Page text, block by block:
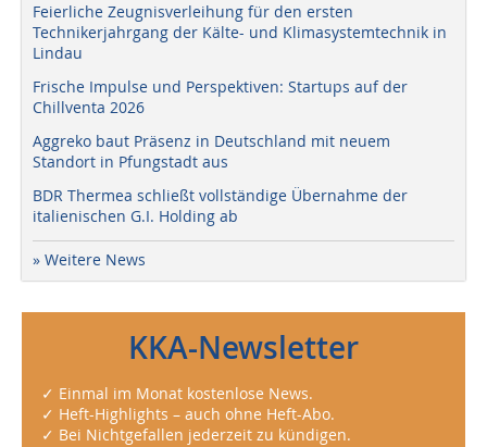
Feierliche Zeugnisverleihung für den ersten
Technikerjahrgang der Kälte- und Klimasystemtechnik in
Lindau
Frische Impulse und Perspektiven: Startups auf der
Chillventa 2026
Aggreko baut Präsenz in Deutschland mit neuem
Standort in Pfungstadt aus
BDR Thermea schließt vollständige Übernahme der
italienischen G.I. Holding ab
» Weitere News
KKA-Newsletter
✓ Einmal im Monat kostenlose News.
✓ Heft-Highlights – auch ohne Heft-Abo.
✓ Bei Nichtgefallen jederzeit zu kündigen.